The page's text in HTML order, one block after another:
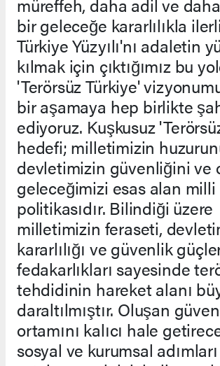
müreffeh, daha adil ve
bir geleceğe kararlılıkla
Türkiye Yüzyılı'nı adaletin
kılmak için çıktığımız bu
'Terörsüz Türkiye'
bir aşamaya hep birlikte
ediyoruz. Kuşkusuz
hedefi; milletimizin
devletimizin güvenliğini ve
geleceğimizi esas alan
politikasıdır. Bilindiği üzere
milletimizin feraseti,
kararlılığı ve güvenlik
fedakarlıkları sayesinde
tehdidinin hareket alanı
daraltılmıştır. Oluşan
ortamını kalıcı hale
sosyal ve kurumsal